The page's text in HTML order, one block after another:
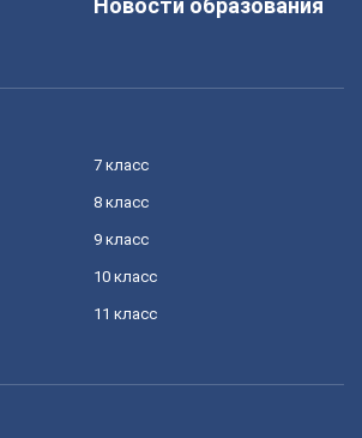
Новости образования
7 класс
8 класс
9 класс
10 класс
11 класс